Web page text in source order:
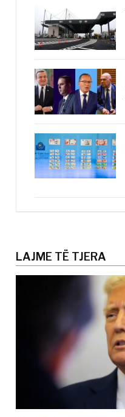
LAJME TË TJERA